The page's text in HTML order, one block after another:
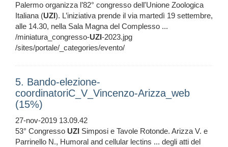
Palermo organizza l’82° congresso dell'Unione Zoologica
Italiana (UZI). L’iniziativa prende il via martedì 19 settembre,
alle 14.30, nella Sala Magna del Complesso ...
/miniatura_congresso-UZI-2023.jpg
/sites/portale/_categories/evento/
5. Bando-elezione-
coordinatoriC_V_Vincenzo-Arizza_web
(15%)
27-nov-2019 13.09.42
53° Congresso UZI Simposi e Tavole Rotonde. Arizza V. e
Parrinello N., Humoral and cellular lectins ... degli atti del